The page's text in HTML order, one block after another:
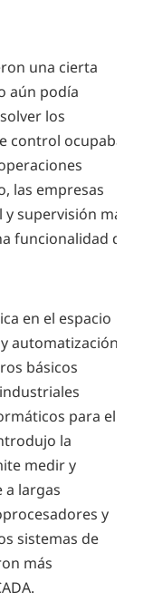
una cierta
aún podía
los
control ocupaban
las empresas
supervisión más
funcionalidad de
en el espacio
automatización
básicos
para el
la
medir y
a largas
y
sistemas de
más